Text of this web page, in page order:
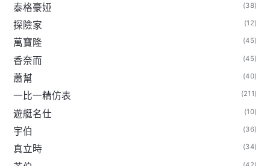
泰格豪娅 (38)
探險家 (12)
萬寶隆 (45)
香奈而 (45)
蕭幫 (40)
一比一精仿表 (211)
遊艇名仕 (10)
宇伯 (36)
真立時 (34)